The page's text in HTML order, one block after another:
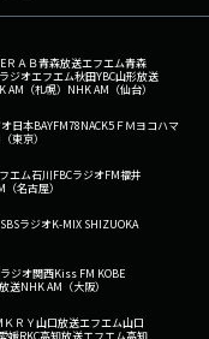
ＲＡＢ青森放送エフエム青森
ジオエフエム秋田YBC山形放送
AM（札幌） NHK AM（仙台）
日本BAYFM78NACK5 ＦＭヨコハマ
東京）
エム石川FBCラジオFM福井
（名古屋）
SBSラジオK-MIX SHIZUOKA
ラジオ関西Kiss FM KOBE
送NHK AM（大阪）
ＫＲＹ山口放送エフエム山口